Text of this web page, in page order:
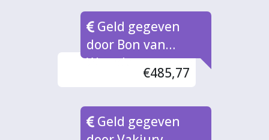
Geld gegeven
door Bon van
Waarde naar rato
€485,77
Geld gegeven